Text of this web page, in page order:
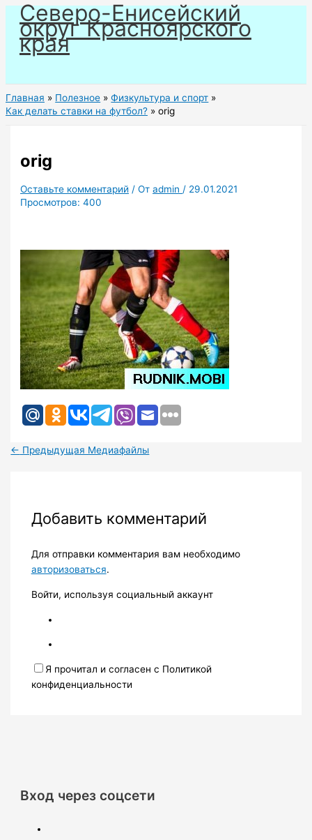
Перейти
содержимому
Северо-Енисейский
округ Красноярского
края
Главная Полезное
Физкультура и спорт
Как делать ставки на футбол?
orig
orig
Оставьте комментарий / Отadmin / 29.01.2021
Просмотров: 400
← Предыдущая Медиафайлы
Добавить комментарий
Для отправки комментария вам необходимо
авторизоваться.
Войти, используя социальный аккаунт
Я прочитал и согласен с Политикой
конфиденциальности
Вход через соцсети